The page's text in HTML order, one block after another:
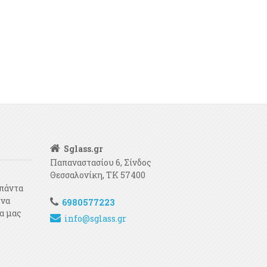
μας
Sglass.gr
Παπαναστασίου 6, Σίνδος
Θεσσαλονίκη, ΤΚ 57400
6980577223
info@sglass.gr